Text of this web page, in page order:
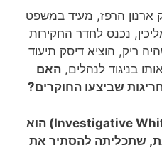
4000, רפ"ק ארנון הרפז, מעיד במשפט
נכנס לחדר החקירות
ריק, הוציא דיסק תיעוד
בניגוד לנהלים, האם
שביצעו החוקרים?
טיוח חקירות (Investigative Whitewashing) הוא
שתכליתה להסתיר את